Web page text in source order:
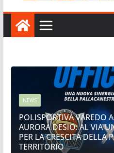
NEWS
POLISPORTIVA VAREDO
AURORA DESIO: AL VIA
PER LA CRESCITA DELLA
TERRITORIO